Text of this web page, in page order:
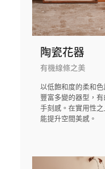
陶瓷花器
有機線條之美
以低飽和度的柔和
豐富多變的器型，
手刻感。在實用性
能提升空間美感。